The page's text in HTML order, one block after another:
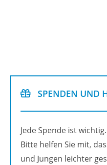
SPEN­DEN UND
Jede Spen­de ist wich­tig.
Bitte hel­fen Sie mit,
und Jun­gen leich­ter